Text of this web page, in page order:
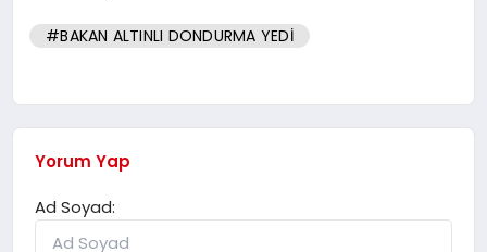
#BAKAN ALTINLI DONDURMA YEDİ
Yorum Yap
Ad Soyad: